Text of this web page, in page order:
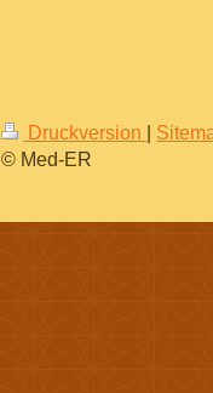
Druckversion
© Med-ER